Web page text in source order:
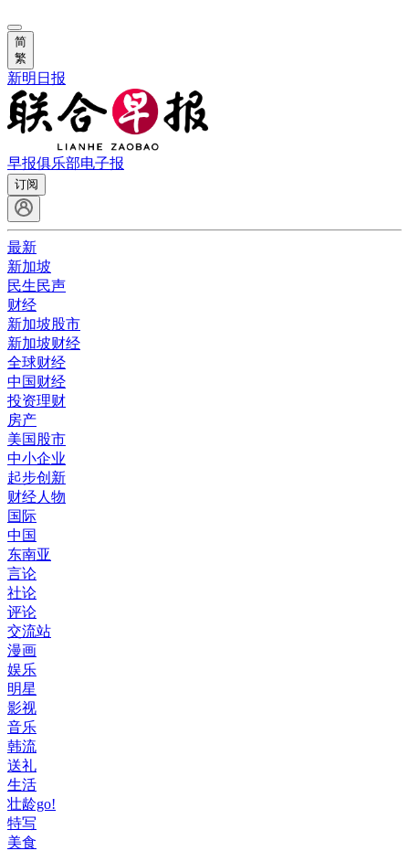
简
繁
新明日报
早报俱乐部电子报
订阅
最新
新加坡
民生民声
财经
新加坡股市
新加坡财经
全球财经
中国财经
投资理财
房产
美国股市
中小企业
起步创新
财经人物
国际
中国
东南亚
言论
社论
评论
交流站
漫画
娱乐
明星
影视
音乐
韩流
送礼
生活
壮龄go!
特写
美食